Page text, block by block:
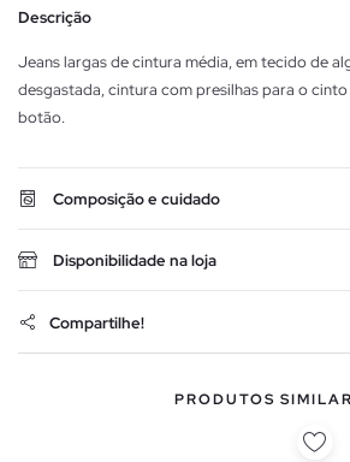
Descrição
Jeans largas de cintura média, em tecido de
desgastada, cintura com presilhas para o
botão.
Composição e cuidado
Disponibilidade na loja
Compartilhe!
PRODUTOS